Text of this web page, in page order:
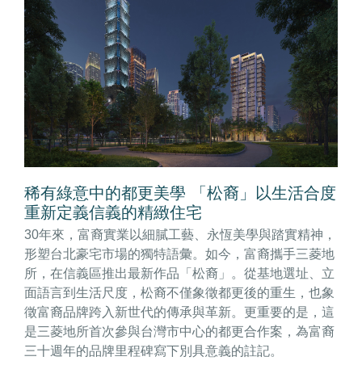
稀有綠意中的都更美學 「松裔」以生活合度
重新定義信義的精緻住宅
30年來，富裔實業以細膩工藝、永恆美學與踏實精神，
形塑台北豪宅市場的獨特語彙。如今，富裔攜手三菱地
所，在信義區推出最新作品「松裔」。從基地選址、立
面語言到生活尺度，松裔不僅象徵都更後的重生，也象
徵富裔品牌跨入新世代的傳承與革新。更重要的是，這
是三菱地所首次參與台灣市中心的都更合作案，為富裔
三十週年的品牌里程碑寫下別具意義的註記。